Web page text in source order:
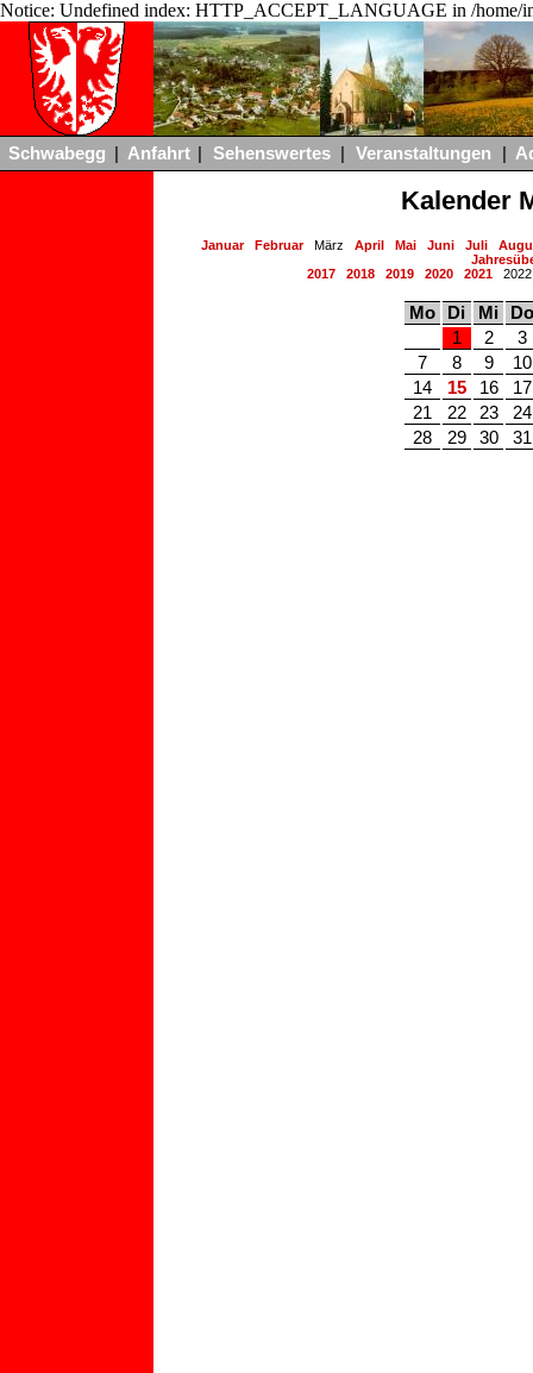
Notice: Undefined index: HTTP_ACCEPT_LANGUAGE in /home/
Schwabegg Anfahrt Sehenswertes Veranstaltungen
Kalender
Januar FebruarMärz April Mai Juni Juli
2017
2018 2019 2020 2021
Mo Di Mi
Do
1
2
3
7
8 9
10
14
15 16
17
21
22 23
24
28
29 30 31